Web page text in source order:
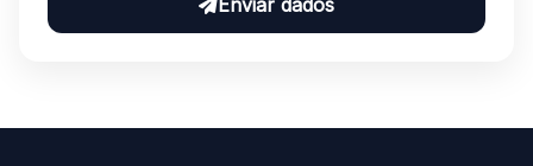
Enviar dados